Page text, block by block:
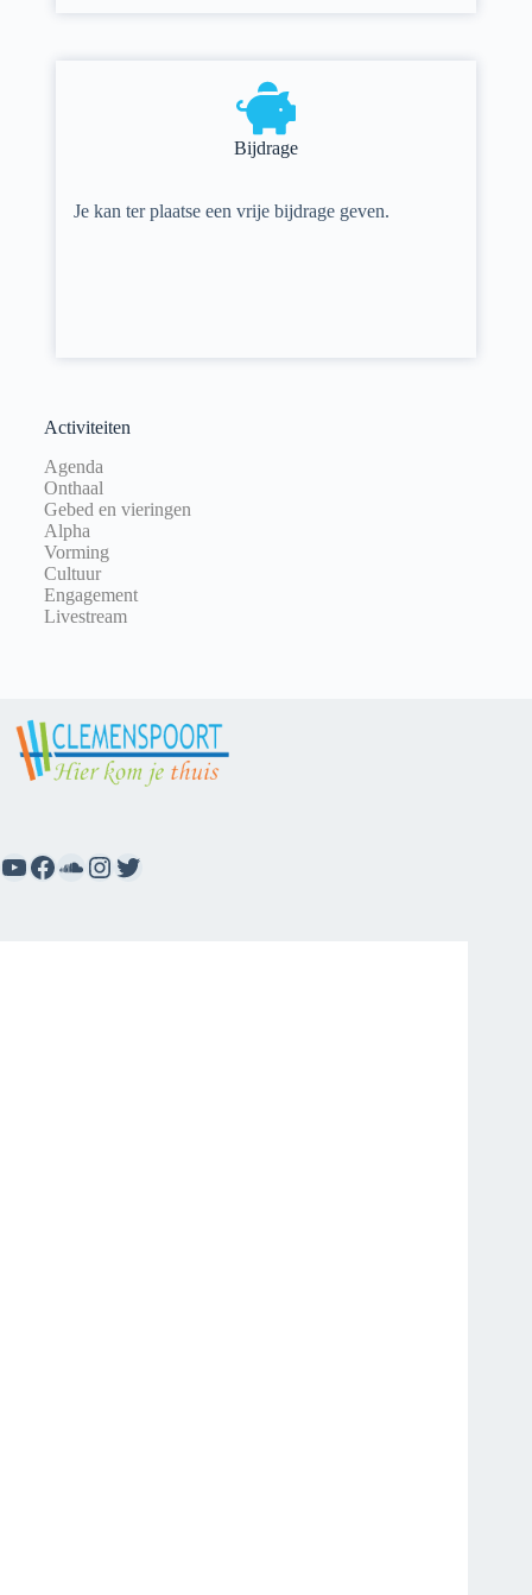
Bijdrage
Je kan ter plaatse een vrije bijdrage geven.
Activiteiten
Agenda
Onthaal
Gebed en vieringen
Alpha
Vorming
Cultuur
Engagement
Livestream